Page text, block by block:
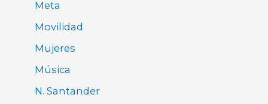
Meta
Movilidad
Mujeres
Música
N. Santander